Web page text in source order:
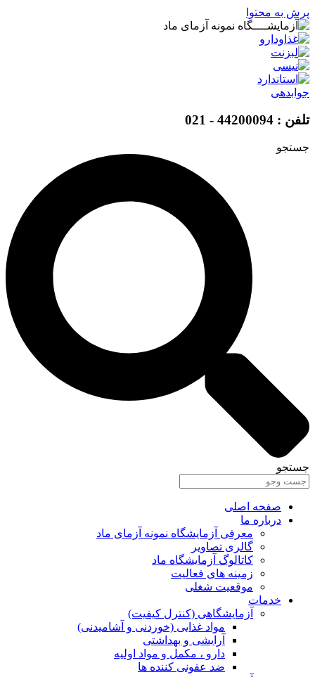
پرش به محتوا
جوابدهی
تلفن : 44200094 - 021
جستجو
جستجو
صفحه اصلی
درباره ما
معرفی آزمایشگاه نمونه آزمای ماد
گالری تصاویر
کاتالوگ آزمایشگاه ماد
زمینه های فعالیت
موقعیت شغلی
خدمات
آزمایشگاهی (کنترل کیفیت)
مواد غذایی (خوردنی و آشامیدنی)
آرایشی و بهداشتی
دارو ، مکمل و مواد اولیه
ضد عفونی کننده ها